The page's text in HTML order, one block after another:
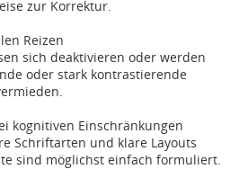
zur Korrektur.
Reizen
sich deaktivieren oder werden
oder stark kontrastierende
kognitiven Einschränkungen
Schriftarten und klare Layouts
sind möglichst einfach formuliert.